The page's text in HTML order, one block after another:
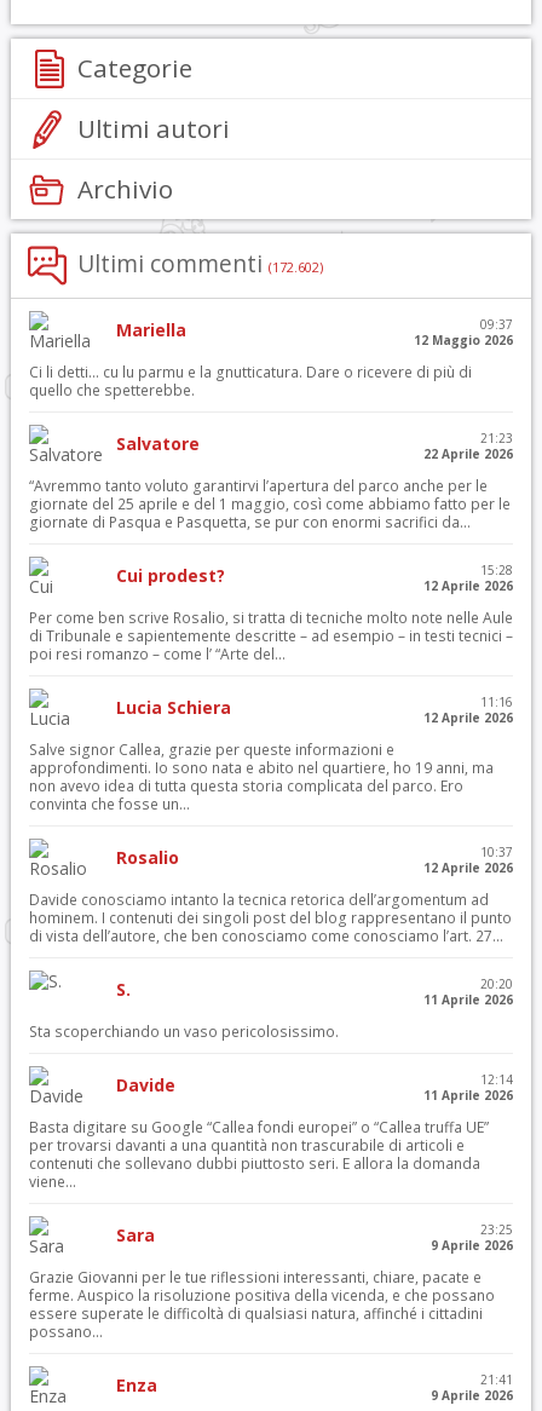
Categorie
Ultimi autori
Archivio
Ultimi commenti (172.602)
Mariella
09:37
12 Maggio 2026
Ci li detti… cu lu parmu e la gnutticatura. Dare o ricevere di più di
quello che spetterebbe.
Salvatore
21:23
22 Aprile 2026
“Avremmo tanto voluto garantirvi l’apertura del parco anche per le
giornate del 25 aprile e del 1 maggio, così come abbiamo fatto per le
giornate di Pasqua e Pasquetta, se pur con enormi sacrifici da...
Cui prodest?
15:28
12 Aprile 2026
Per come ben scrive Rosalio, si tratta di tecniche molto note nelle Aule
di Tribunale e sapientemente descritte – ad esempio – in testi tecnici –
poi resi romanzo – come l’ “Arte del...
Lucia Schiera
11:16
12 Aprile 2026
Salve signor Callea, grazie per queste informazioni e
approfondimenti. Io sono nata e abito nel quartiere, ho 19 anni, ma
non avevo idea di tutta questa storia complicata del parco. Ero
convinta che fosse un...
Rosalio
10:37
12 Aprile 2026
Davide conosciamo intanto la tecnica retorica dell’argomentum ad
hominem. I contenuti dei singoli post del blog rappresentano il punto
di vista dell’autore, che ben conosciamo come conosciamo l’art. 27...
S.
20:20
11 Aprile 2026
Sta scoperchiando un vaso pericolosissimo.
Davide
12:14
11 Aprile 2026
Basta digitare su Google “Callea fondi europei” o “Callea truffa UE”
per trovarsi davanti a una quantità non trascurabile di articoli e
contenuti che sollevano dubbi piuttosto seri. E allora la domanda
viene...
Sara
23:25
9 Aprile 2026
Grazie Giovanni per le tue riflessioni interessanti, chiare, pacate e
ferme. Auspico la risoluzione positiva della vicenda, e che possano
essere superate le difficoltà di qualsiasi natura, affinché i cittadini
possano...
Enza
21:41
9 Aprile 2026